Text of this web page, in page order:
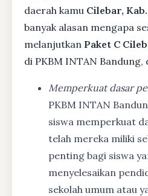
daerah kamu Cilebar,
banyak alasan mengapa
melanjutkan Paket C
di PKBM INTAN Bandung,
Memperkuat dasar
PKBM INTAN
siswa memperkuat
telah mereka miliki
penting bagi siswa
menyelesaikan
sekolah umum atau